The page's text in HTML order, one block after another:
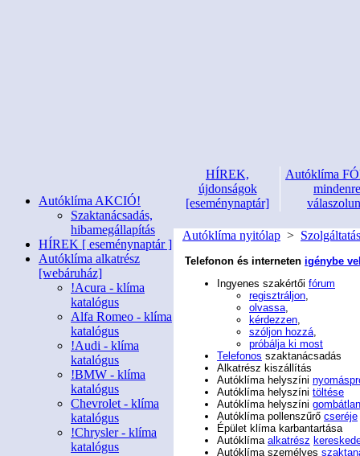
Autóklíma AKCIÓ!
Szaktanácsadás,
hibamegállapítás
HÍREK [ eseménynaptár ]
Autóklíma alkatrész
[webáruház]
!Acura - klíma
katalógus
Alfa Romeo - klíma
katalógus
!Audi - klíma
katalógus
!BMW - klíma
katalógus
Chevrolet - klíma
katalógus
!Chrysler - klíma
katalógus
HÍREK,
újdonságok
[eseménynaptár]
Autóklíma
mindenre
Autóklíma nyitólap >
Telefonon és interneten igénybe
Ingyenes szakértői fórum
regisztráljon,
olvassa,
kérdezzen,
szóljon hozzá,
próbálja ki most
Telefonos szaktanácsadás
Alkatrész kiszállítás
Autóklíma helyszíni
Autóklíma helyszíni töltése
Autóklíma helyszíni
Autóklíma pollenszűrő cseréje
Épület klíma karbantartása
Autóklíma alkatrész
Autóklíma személyes